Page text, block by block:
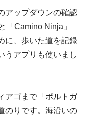
アップダウンの確認
「Camino Ninja」
に、歩いた道を記録
うアプリも使いまし
アゴまで「ポルトガ
のりです。海沿いの